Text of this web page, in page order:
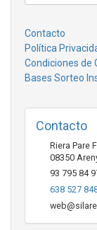
Contacto
Política
Condiciones de
Bases Sorteo
Contacto
Riera Pare
08350
93 795 84
638 527